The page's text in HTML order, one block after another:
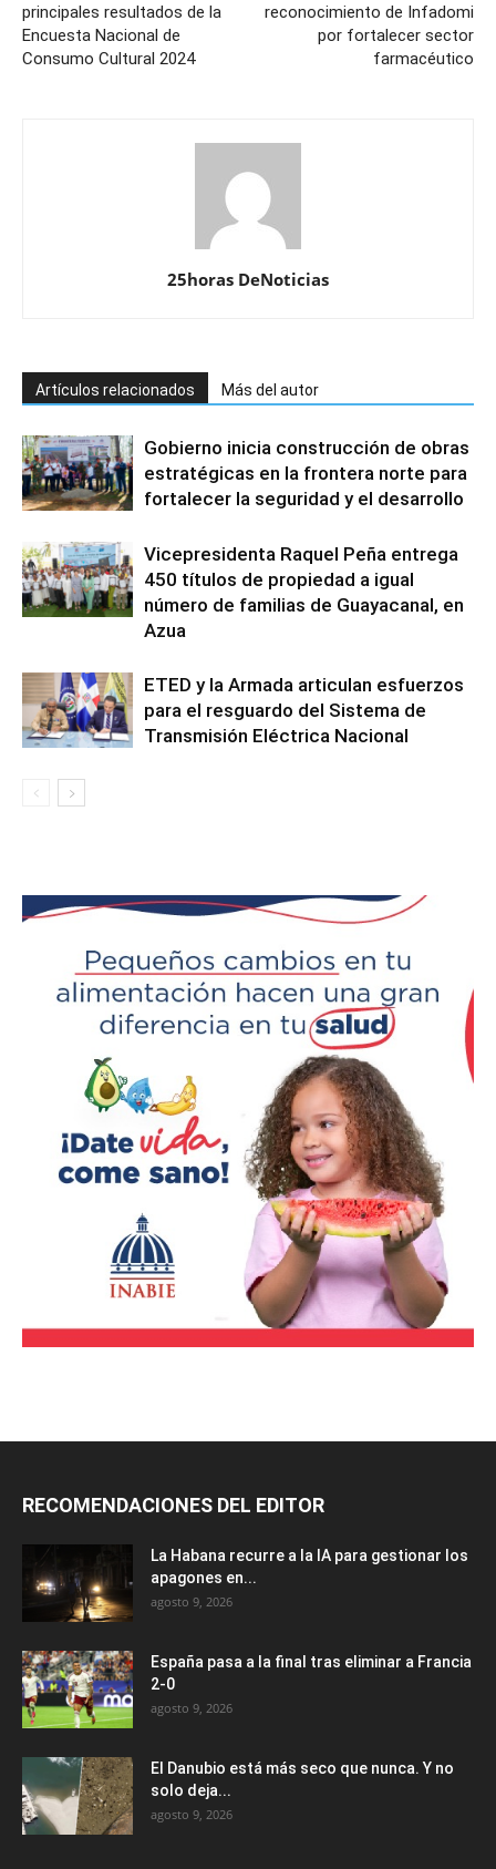
principales resultados de la
Encuesta Nacional de
Consumo Cultural 2024
reconocimiento de Infadomi
por fortalecer sector
farmacéutico
25horas DeNoticias
Artículos relacionados Más del autor
Gobierno inicia construcción de obras
estratégicas en la frontera norte para
fortalecer la seguridad y el desarrollo
Vicepresidenta Raquel Peña entrega
450 títulos de propiedad a igual
número de familias de Guayacanal, en
Azua
ETED y la Armada articulan esfuerzos
para el resguardo del Sistema de
Transmisión Eléctrica Nacional
RECOMENDACIONES DEL EDITOR
La Habana recurre a la IA para gestionar los
apagones en...
agosto 9, 2026
España pasa a la final tras eliminar a Francia
2-0
agosto 9, 2026
El Danubio está más seco que nunca. Y no
solo deja...
agosto 9, 2026